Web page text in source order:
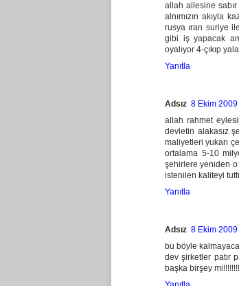
allah ailesine
alnımızın akıyla
rusya ıran suriye
gibi iş yapacak
oyalıyor 4-çıkıp
Yanıtla
Adsız 8 Ekim
allah rahmet
devletin alakasız
maliyetleri yukarı
ortalama 5-10
şehirlere yeniden o
istenilen kaliteyi
Yanıtla
Adsız 8 Ekim
bu böyle
dev şirketler patır
başka birşey